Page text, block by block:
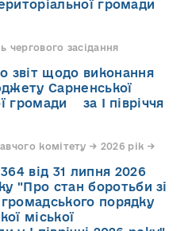
громади
засідання
звіт щодо виконання
Сарненської
громади за І півріччя
комітету → 2026 рік →
від 31 липня 2026
"Про стан боротьби зі
порядку
міської